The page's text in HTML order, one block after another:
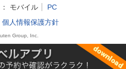
モバイル
PC
個人情報保護方針
Group, Inc.